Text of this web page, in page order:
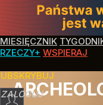
MIESIĘCZNIK
RZECZY+ WSPIERAJ
ZALOGUJ